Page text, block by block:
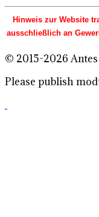
Hinweis zur Website
ausschließlich an
© 2015-2026
Please publish